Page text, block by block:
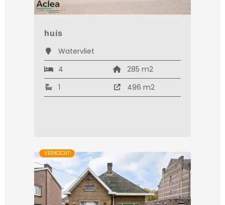
huis
Watervliet
4
285 m2
1
496 m2
VERKOCHT